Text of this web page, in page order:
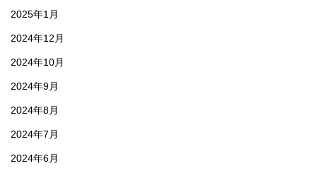
2025年1月
2024年12月
2024年10月
2024年9月
2024年8月
2024年7月
2024年6月